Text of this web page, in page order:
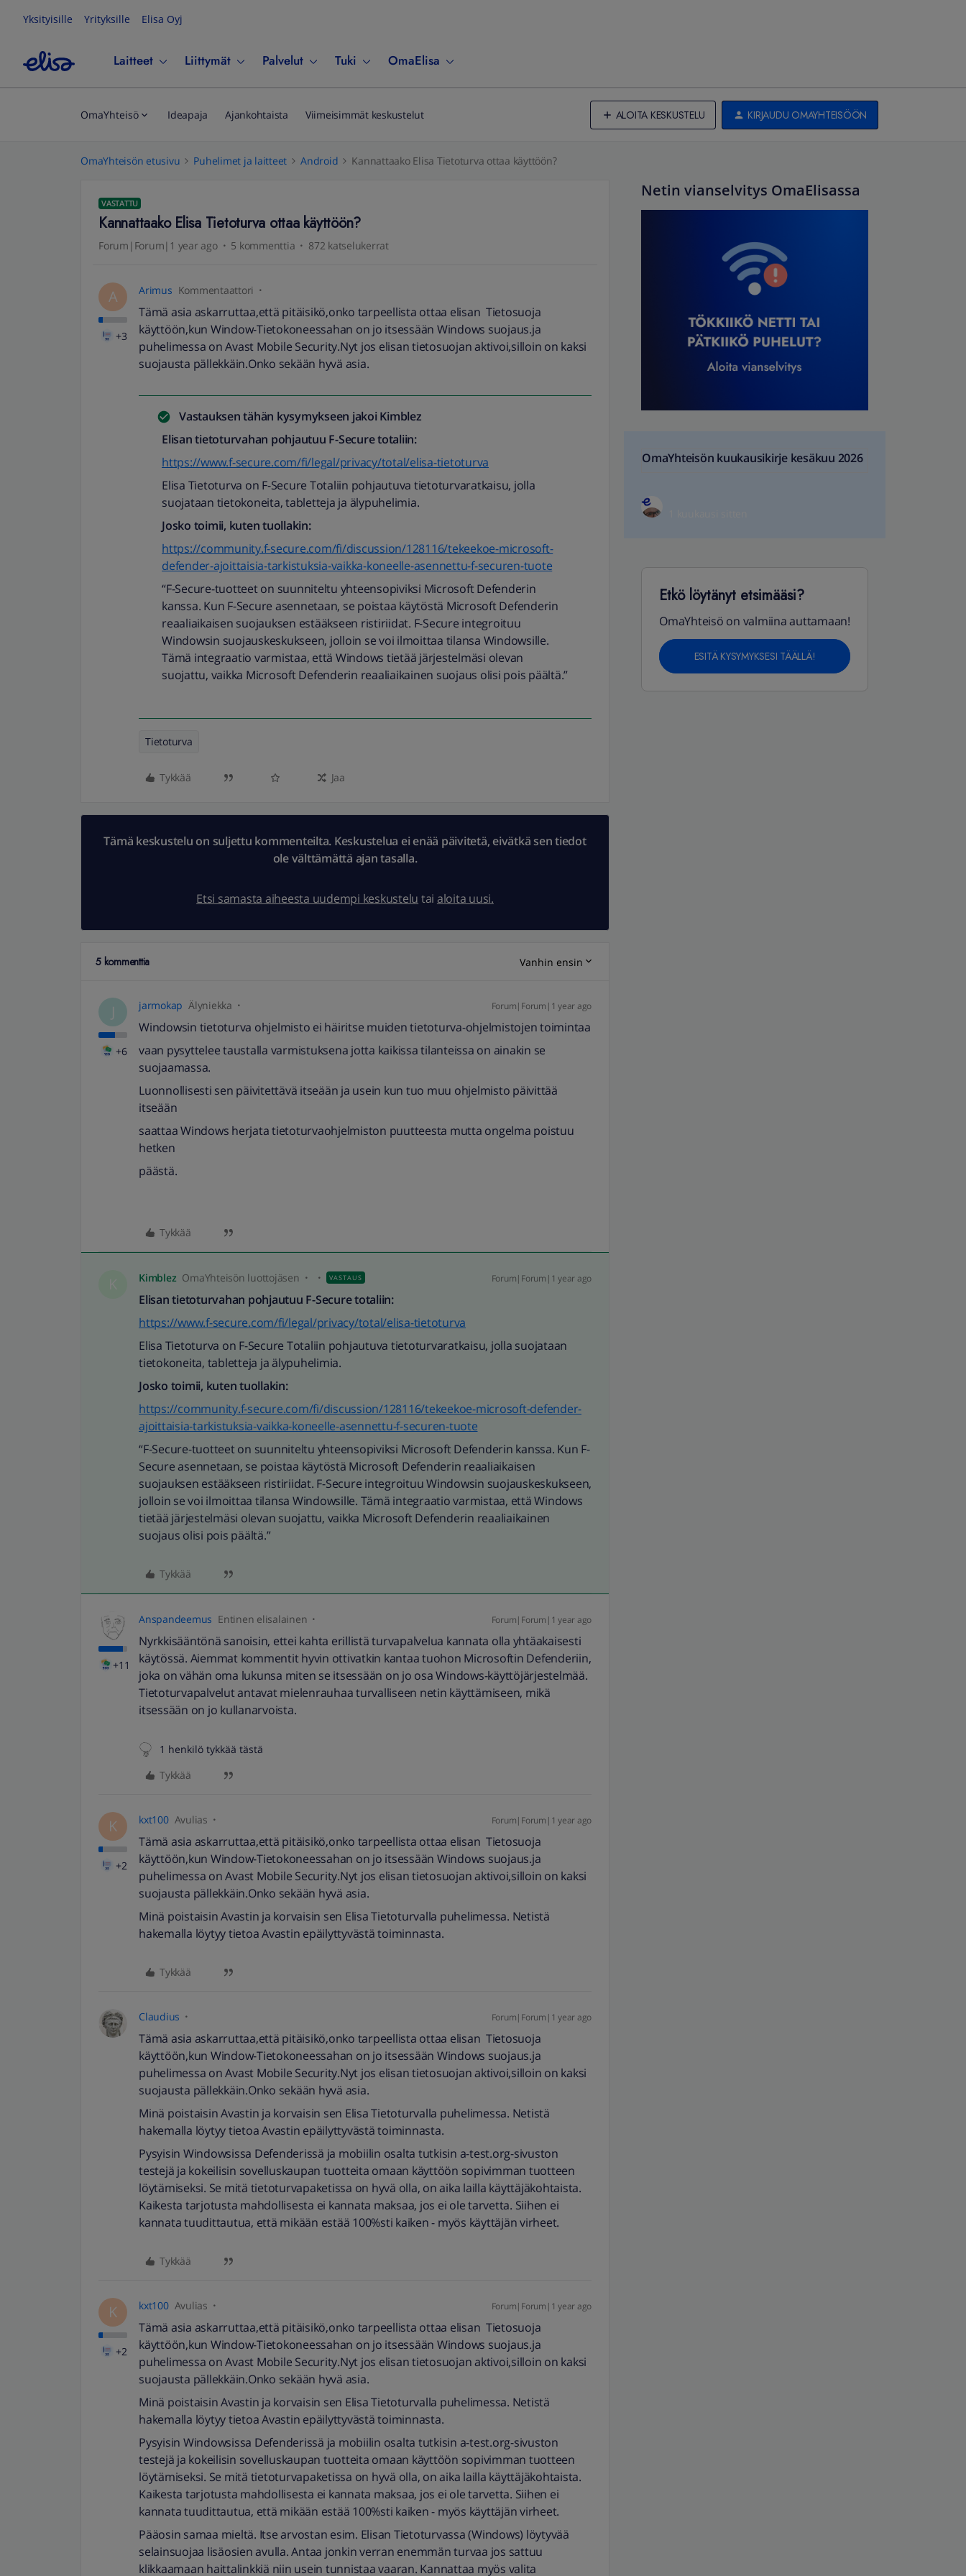
Yksityisille Yrityksille Elisa Oyj
Laitteet Liittymät Palvelut Tuki OmaElisa
OmaYhteisö Ideapaja Ajankohtaista Viimeisimmät keskustelut ALOITA KESKUSTELU KIRJAUDU OMAYHTEISÖÖN
OmaYhteisön etusivu Puhelimet ja laitteet Android Kannattaako Elisa Tietoturva ottaa käyttöön?
VASTATTU
Kannattaako Elisa Tietoturva ottaa käyttöön?
Forum|Forum|1 year ago 5 kommenttia 872 katselukerrat
A
+3
Arimus Kommentaattori
Tämä asia askarruttaa,että pitäisikö,onko tarpeellista ottaa elisan Tietosuoja
käyttöön,kun Window-Tietokoneessahan on jo itsessään Windows suojaus.ja
puhelimessa on Avast Mobile Security.Nyt jos elisan tietosuojan aktivoi,silloin on kaksi
suojausta pällekkäin.Onko sekään hyvä asia.
Vastauksen tähän kysymykseen jakoi Kimblez
Elisan tietoturvahan pohjautuu F-Secure totaliin:
https://www.f-secure.com/fi/legal/privacy/total/elisa-tietoturva
Elisa Tietoturva on F-Secure Totaliin pohjautuva tietoturvaratkaisu, jolla
suojataan tietokoneita, tabletteja ja älypuhelimia.
Josko toimii, kuten tuollakin:
https://community.f-secure.com/fi/discussion/128116/tekeekoe-microsoft-
defender-ajoittaisia-tarkistuksia-vaikka-koneelle-asennettu-f-securen-tuote
“F-Secure-tuotteet on suunniteltu yhteensopiviksi Microsoft Defenderin
kanssa. Kun F-Secure asennetaan, se poistaa käytöstä Microsoft Defenderin
reaaliaikaisen suojauksen estääkseen ristiriidat. F-Secure integroituu
Windowsin suojauskeskukseen, jolloin se voi ilmoittaa tilansa Windowsille.
Tämä integraatio varmistaa, että Windows tietää järjestelmäsi olevan
suojattu, vaikka Microsoft Defenderin reaaliaikainen suojaus olisi pois päältä.”
Tietoturva
Tykkää Jaa
Tämä keskustelu on suljettu kommenteilta. Keskustelua ei enää päivitetä, eivätkä sen tiedot
ole välttämättä ajan tasalla.
Etsi samasta aiheesta uudempi keskustelu tai aloita uusi.
5 kommenttia Vanhin ensin
J
+6
jarmokap Älyniekka Forum|Forum|1 year ago
Windowsin tietoturva ohjelmisto ei häiritse muiden tietoturva-ohjelmistojen toimintaa
vaan pysyttelee taustalla varmistuksena jotta kaikissa tilanteissa on ainakin se
suojaamassa.
Luonnollisesti sen päivitettävä itseään ja usein kun tuo muu ohjelmisto päivittää
itseään
saattaa Windows herjata tietoturvaohjelmiston puutteesta mutta ongelma poistuu
hetken
päästä.
Tykkää
Kimblez OmaYhteisön luottojäsen VASTAUS Forum|Forum|1 year ago
Elisan tietoturvahan pohjautuu F-Secure totaliin:
https://www.f-secure.com/fi/legal/privacy/total/elisa-tietoturva
Elisa Tietoturva on F-Secure Totaliin pohjautuva tietoturvaratkaisu, jolla suojataan
tietokoneita, tabletteja ja älypuhelimia.
Josko toimii, kuten tuollakin:
https://community.f-secure.com/fi/discussion/128116/tekeekoe-microsoft-defender-
ajoittaisia-tarkistuksia-vaikka-koneelle-asennettu-f-securen-tuote
“F-Secure-tuotteet on suunniteltu yhteensopiviksi Microsoft Defenderin kanssa. Kun F-
Secure asennetaan, se poistaa käytöstä Microsoft Defenderin reaaliaikaisen
suojauksen estääkseen ristiriidat. F-Secure integroituu Windowsin suojauskeskukseen,
jolloin se voi ilmoittaa tilansa Windowsille. Tämä integraatio varmistaa, että Windows
tietää järjestelmäsi olevan suojattu, vaikka Microsoft Defenderin reaaliaikainen
suojaus olisi pois päältä.”
Tykkää
+11
Anspandeemus Entinen elisalainen Forum|Forum|1 year ago
Nyrkkisääntönä sanoisin, ettei kahta erillistä turvapalvelua kannata olla yhtäakaisesti
käytössä. Aiemmat kommentit hyvin ottivatkin kantaa tuohon Microsoftin Defenderiin,
joka on vähän oma lukunsa miten se itsessään on jo osa Windows-käyttöjärjestelmää.
Tietoturvapalvelut antavat mielenrauhaa turvalliseen netin käyttämiseen, mikä
itsessään on jo kullanarvoista.
1 henkilö tykkää tästä
Tykkää
K
+2
kxt100 Avulias Forum|Forum|1 year ago
Tämä asia askarruttaa,että pitäisikö,onko tarpeellista ottaa elisan Tietosuoja
käyttöön,kun Window-Tietokoneessahan on jo itsessään Windows suojaus.ja
puhelimessa on Avast Mobile Security.Nyt jos elisan tietosuojan aktivoi,silloin on kaksi
suojausta pällekkäin.Onko sekään hyvä asia.
Minä poistaisin Avastin ja korvaisin sen Elisa Tietoturvalla puhelimessa. Netistä
hakemalla löytyy tietoa Avastin epäilyttyvästä toiminnasta.
Tykkää
Claudius Forum|Forum|1 year ago
Tämä asia askarruttaa,että pitäisikö,onko tarpeellista ottaa elisan Tietosuoja
käyttöön,kun Window-Tietokoneessahan on jo itsessään Windows suojaus.ja
puhelimessa on Avast Mobile Security.Nyt jos elisan tietosuojan aktivoi,silloin on kaksi
suojausta pällekkäin.Onko sekään hyvä asia.
Minä poistaisin Avastin ja korvaisin sen Elisa Tietoturvalla puhelimessa. Netistä
hakemalla löytyy tietoa Avastin epäilyttyvästä toiminnasta.
Pysyisin Windowsissa Defenderissä ja mobiilin osalta tutkisin a-test.org-sivuston
testejä ja kokeilisin sovelluskaupan tuotteita omaan käyttöön sopivimman tuotteen
löytämiseksi. Se mitä tietoturvapaketissa on hyvä olla, on aika lailla käyttäjäkohtaista.
Kaikesta tarjotusta mahdollisesta ei kannata maksaa, jos ei ole tarvetta. Siihen ei
kannata tuudittautua, että mikään estää 100%sti kaiken - myös käyttäjän virheet.
Tykkää
K
+2
kxt100 Avulias Forum|Forum|1 year ago
Tämä asia askarruttaa,että pitäisikö,onko tarpeellista ottaa elisan Tietosuoja
käyttöön,kun Window-Tietokoneessahan on jo itsessään Windows suojaus.ja
puhelimessa on Avast Mobile Security.Nyt jos elisan tietosuojan aktivoi,silloin on kaksi
suojausta pällekkäin.Onko sekään hyvä asia.
Minä poistaisin Avastin ja korvaisin sen Elisa Tietoturvalla puhelimessa. Netistä
hakemalla löytyy tietoa Avastin epäilyttyvästä toiminnasta.
Pysyisin Windowsissa Defenderissä ja mobiilin osalta tutkisin a-test.org-sivuston
testejä ja kokeilisin sovelluskaupan tuotteita omaan käyttöön sopivimman tuotteen
löytämiseksi. Se mitä tietoturvapaketissa on hyvä olla, on aika lailla käyttäjäkohtaista.
Kaikesta tarjotusta mahdollisesta ei kannata maksaa, jos ei ole tarvetta. Siihen ei
kannata tuudittautua, että mikään estää 100%sti kaiken - myös käyttäjän virheet.
Pääosin samaa mieltä. Itse arvostan esim. Elisan Tietoturvassa (Windows) löytyvää
selainsuojaa lisäosien avulla. Antaa jonkin verran enemmän turvaa jos sattuu
klikkaamaan haittalinkkiä niin usein tunnistaa vaaran. Kannattaa myös valita
Netin vianselvitys OmaElisassa
OmaYhteisön kuukausikirje kesäkuu 2026
Etkö löytänyt etsimääsi?
OmaYhteisö on valmiina auttamaan!
ESITÄ KYSYMYKSESI TÄÄLLÄ!